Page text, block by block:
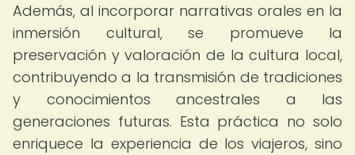
Además, al incorporar narrativas orales en la
inmersión cultural, se promueve la
preservación y valoración de la cultura local,
contribuyendo a la transmisión de tradiciones
y conocimientos ancestrales a las
generaciones futuras. Esta práctica no solo
enriquece la experiencia de los viajeros, sino